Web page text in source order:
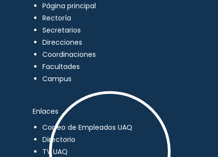
Página principal
Rectoría
Secretarios
Direcciones
Coordinaciones
Facultades
Campus
Enlaces
Correo de Empleados UAQ
Directorio
TV UAQ